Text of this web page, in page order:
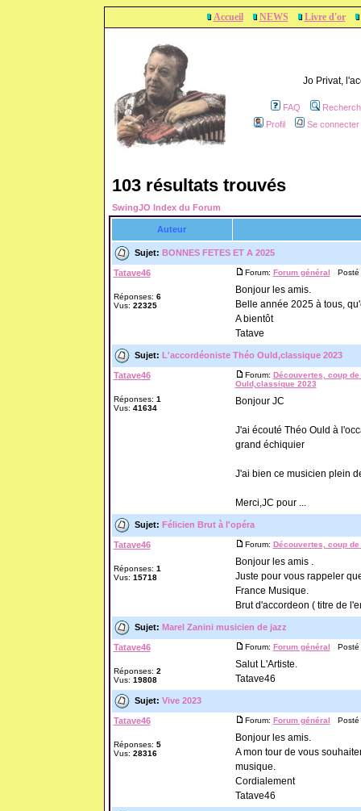
Accueil NEWS Livre d'or
Jo Privat,
FAQ
Profil
Se
103 résultats trouvés
SwingJO Index du Forum
Auteur
Sujet: BONNES FETES ET A 2025
Tatave46
Réponses: 6
Vus: 22325
Forum: Forum général Posté
Bonjour les amis.
Belle année 2025 à tous,
A bientôt
Tatave
Sujet: L'accordéoniste Théo Ould,classique 2023
Tatave46
Réponses: 1
Vus: 41634
Forum: Découvertes, coup
Ould,classique 2023
Bonjour JC
J'ai écouté Théo Ould à
grand échiquier
J'ai bien ce musicien plein
Merci,JC pour ...
Sujet: Félicien Brut à l'opéra
Tatave46
Réponses: 1
Vus: 15718
Forum: Découvertes, coup
Bonjour les amis .
Juste pour vous rappeler
France Musique.
Brut d'accordeon ( titre de
Sujet: Marel Zanini musicien de jazz
Tatave46
Réponses: 2
Vus: 19808
Forum: Forum général Posté
Salut L'Artiste.
Tatave46
Sujet: Vive 2023
Tatave46
Réponses: 5
Vus: 28316
Forum: Forum général Posté
Bonjour les amis.
A mon tour de vous
musique.
Cordialement
Tatave46